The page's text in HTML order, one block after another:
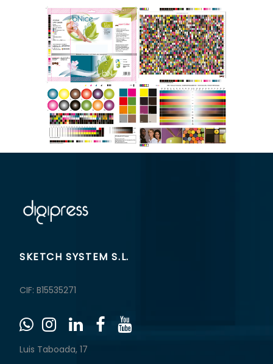
SKETCH SYSTEM S.L.
CIF: B15535271
Luis Taboada, 17